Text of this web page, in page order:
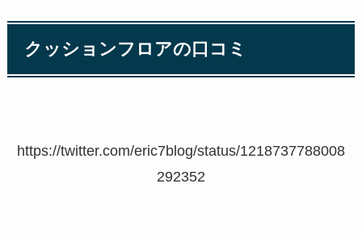
クッションフロアの口コミ
https://twitter.com/eric7blog/status/1218737788008
292352